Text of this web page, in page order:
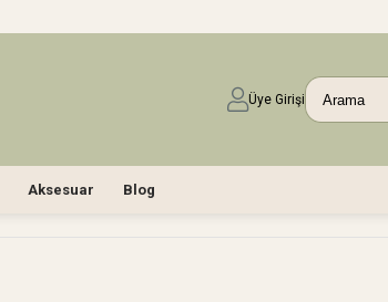
Üye Girişi
Aksesuar Blog